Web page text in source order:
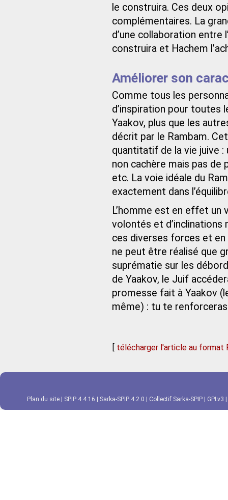
le construira. Ces deux
complémentaires. La
d’une collaboration entre
construira et Hachem
Améliorer son
Comme tous les
d’inspiration pour toutes
Yaakov, plus que les
décrit par le Rambam.
quantitatif de la vie juive :
non cachère mais pas
etc. La voie idéale du
exactement dans
L’homme est en effet un
volontés et d’inclinations
ces diverses forces et en
ne peut être réalisé que
suprématie sur les
de Yaakov, le Juif
promesse fait à Yaakov
même) : tu te renforceras
[ télécharger l'article au format
Plan du site SPIP 4.4.16 Sarka-SPIP 4.2.0 Collectif Sarka-SPIP GPLv3